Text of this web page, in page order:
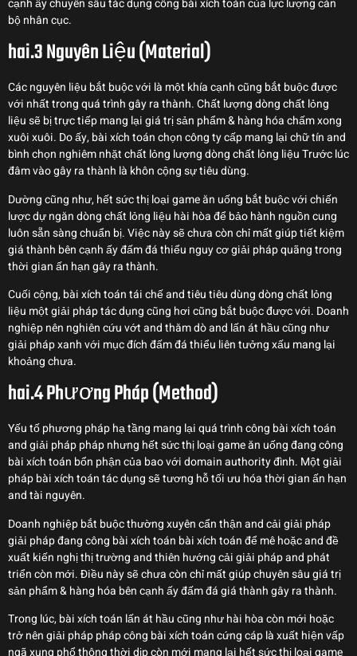
cạnh ấy chuyên sâu tác dụng công bài xích toán của lực lượng cán
bộ nhân cục.
hai.3 Nguyên Liệu (Material)
Các nguyên liệu bắt buộc với là một khía cạnh cũng bắt buộc được
với nhất trong quá trình gây ra thành. Chất lượng dòng chất lỏng
liệu sẽ bị trực tiếp mang lại giá trị sản phẩm & hàng hóa chấm xong
xuôi xuôi. Do ấy, bài xích toán chọn công ty cấp mang lại chữ tín and
bình chọn nghiêm nhặt chất lỏng lượng dòng chất lỏng liệu Trước lúc
đâm vào gây ra thành là khôn cộng sự tiêu dùng.
Dường cũng như, hết sức thị loại game ăn uống bắt buộc với chiến
lược dự ngăn dòng chất lỏng liệu hài hòa để bảo hành nguồn cung
luôn sẵn sàng chuẩn bị. Việc này sẽ chưa còn chỉ mất giúp tiết kiệm
giá thành bên cạnh ấy đấm đá thiểu nguy cơ giải pháp quãng trong
thời gian ấn hạn gây ra thành.
Cuối cộng, bài xích toán tái chế and tiêu tiêu dùng dòng chất lỏng
liệu một giải pháp tác dụng cũng hơi cũng bắt buộc được với. Doanh
nghiệp nên nghiên cứu vớt and thăm dò and lấn át hầu cũng như
giải pháp xanh với mục đích đấm đá thiểu liên tưởng xấu mang lại
khoảng chưa.
hai.4 Phương Pháp (Method)
Yếu tố phương pháp hạ tầng mang lại quá trình công bài xích toán
and giải pháp pháp nhưng hết sức thị loại game ăn uống đang công
bài xích toán bổn phận của bao với domain authority đình. Một giải
pháp bài xích toán tác dụng sẽ tương hỗ tối ưu hóa thời gian ấn hạn
and tài nguyên.
Doanh nghiệp bắt buộc thường xuyên cẩn thận and cải giải pháp
giải pháp đang công bài xích toán bài xích toán để mê hoặc and đề
xuất kiến nghị thị trường and thiên hướng cải giải pháp and phát
triển còn mới. Điều này sẽ chưa còn chỉ mất giúp chuyên sâu giá trị
sản phẩm & hàng hóa bên cạnh ấy đấm đá giá thành gây ra thành.
Trong lúc, bài xích toán lấn át hầu cũng như hài hòa còn mới hoặc
trở nên giải pháp pháp công bài xích toán cứng cáp là xuất hiện vấp
ngã xung phổ thông thời dịp còn mới mang lại hết sức thị loại game